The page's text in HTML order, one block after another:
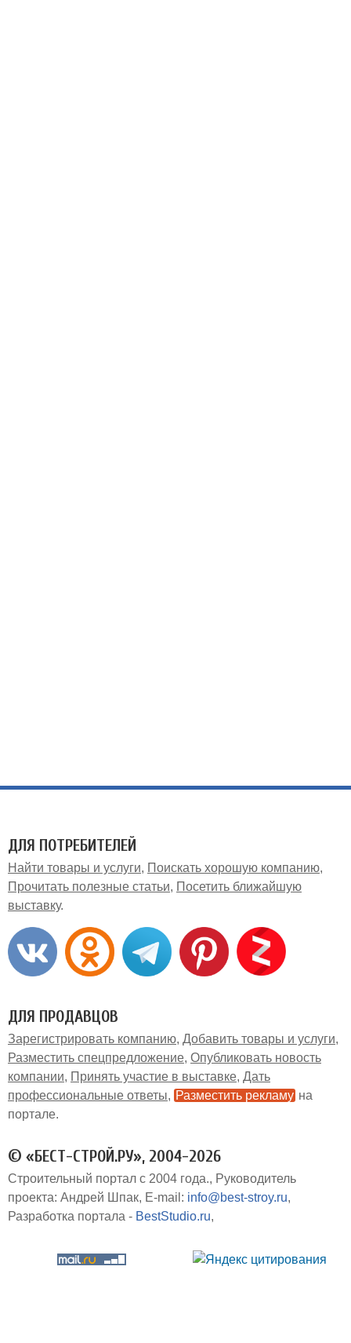
ДЛЯ ПОТРЕБИТЕЛЕЙ
Найти товары и услуги
Поискать хорошую компанию
Прочитать полезные статьи
Посетить ближайшую
выставку
ДЛЯ ПРОДАВЦОВ
Зарегистрировать компанию Добавить товары и услуги
Разместить спецпредложение Опубликовать новость
компании
Принять участие в выставке Дать
профессиональные ответы
Разместить рекламу на
портале
© «БЕСТ-СТРОЙ.РУ», 2004-2026
Строительный портал с 2004 года.
Руководитель
проекта: Андрей Шпак E-mail: info@best-stroy.ru
Разработка портала - BestStudio.ru